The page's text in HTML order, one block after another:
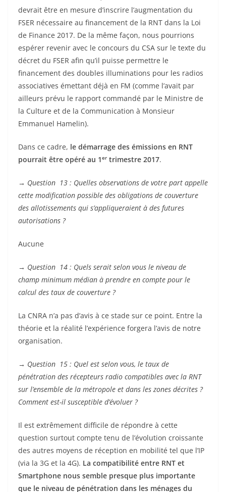
devrait être en mesure d’inscrire l’augmentation du
FSER nécessaire au financement de la RNT dans la Loi
de Finance 2017. De la même façon, nous pourrions
espérer revenir avec le concours du CSA sur le texte du
décret du FSER afin qu’il puisse permettre le
financement des doubles illuminations pour les radios
associatives émettant déjà en FM (comme l’avait par
ailleurs prévu le rapport commandé par le Ministre de
la Culture et de la Communication à Monsieur
Emmanuel Hamelin).
Dans ce cadre, le démarrage des émissions en RNT
pourrait être opéré au 1er trimestre 2017.
→ Question 13 : Quelles observations de votre part appelle
cette modification possible des obligations de couverture
des allotissements qui s’appliqueraient à des futures
autorisations ?
Aucune
→ Question 14 : Quels serait selon vous le niveau de
champ minimum médian à prendre en compte pour le
calcul des taux de couverture ?
La CNRA n’a pas d’avis à ce stade sur ce point. Entre la
théorie et la réalité l’expérience forgera l’avis de notre
organisation.
→ Question 15 : Quel est selon vous, le taux de
pénétration des récepteurs radio compatibles avec la RNT
sur l’ensemble de la métropole et dans les zones décrites ?
Comment est-il susceptible d’évoluer ?
Il est extrêmement difficile de répondre à cette
question surtout compte tenu de l’évolution croissante
des autres moyens de réception en mobilité tel que l’IP
(via la 3G et la 4G). La compatibilité entre RNT et
Smartphone nous semble presque plus importante
que le niveau de pénétration dans les ménages du